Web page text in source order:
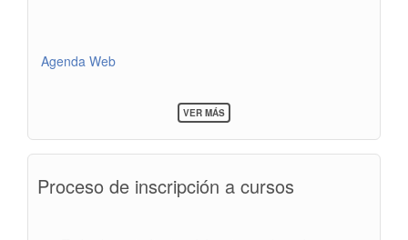
Agenda Web
VER MÁSSOBRE
PERMUTAS
Proceso de inscripción a cursos